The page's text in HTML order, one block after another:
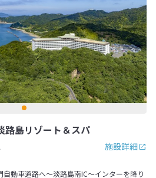
路島リゾート＆スパ
施設詳細
動車道路へ～淡路島南IC～インターを降り